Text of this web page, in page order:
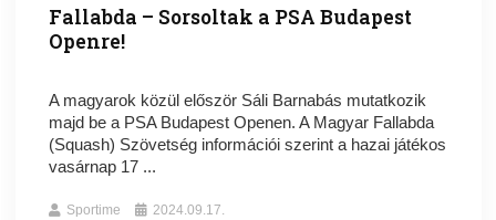
Fallabda – Sorsoltak a PSA Budapest
Openre!
A magyarok közül először Sáli Barnabás mutatkozik
majd be a PSA Budapest Openen. A Magyar Fallabda
(Squash) Szövetség információi szerint a hazai játékos
vasárnap 17 ...
Sportime 2024.09.17.